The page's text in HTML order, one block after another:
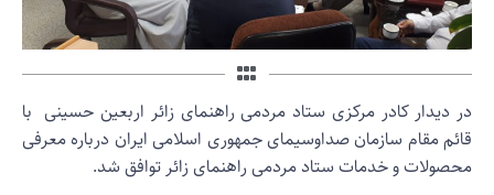
دیدار کادر مرکزی ستاد مردمی راهنمای زائر اربعین حسینی با
مقام سازمان صداوسیمای جمهوری اسلامی ایران درباره معرفی
و خدمات ستاد مردمی راهنمای زائر توافق شد.